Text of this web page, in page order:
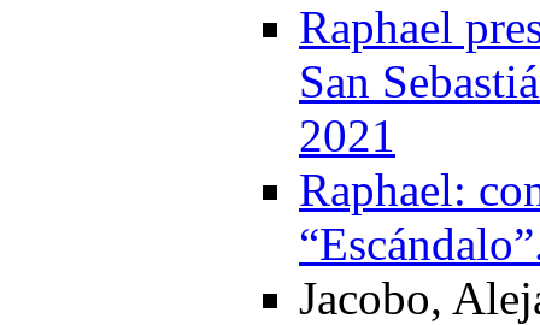
Raphael
San
2021
Raphael:
Jacobo,